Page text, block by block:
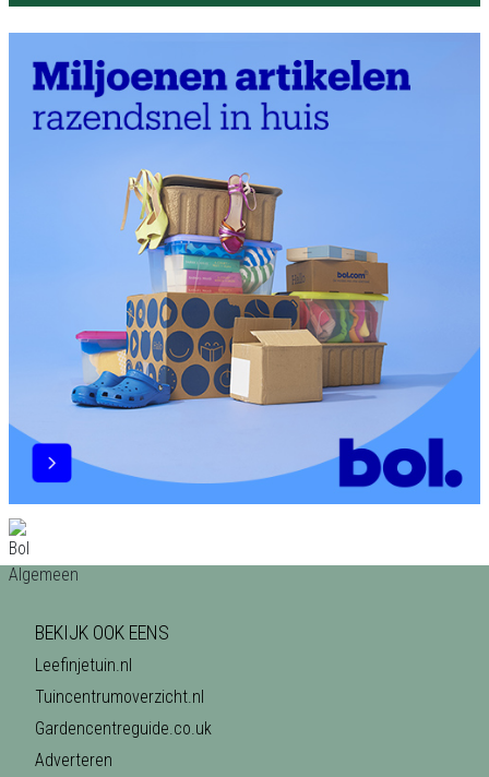
BEKIJK OOK EENS
Leefinjetuin.nl
Tuincentrumoverzicht.nl
Gardencentreguide.co.uk
Adverteren